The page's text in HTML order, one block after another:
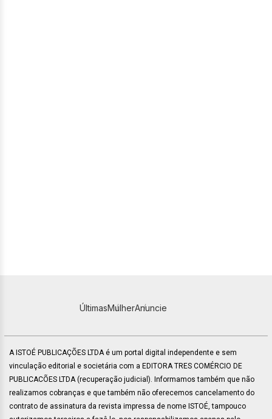
ÚltimasMulherAnuncie
A ISTOÉ PUBLICAÇÕES LTDA é um portal digital independente e sem
vinculação editorial e societária com a EDITORA TRES COMÉRCIO DE
PUBLICACÕES LTDA (recuperação judicial). Informamos também que não
realizamos cobranças e que também não oferecemos cancelamento do
contrato de assinatura da revista impressa de nome ISTOÉ, tampouco